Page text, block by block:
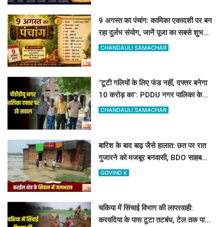
9 अगस्त का पंचांग: कामिका एकादशी पर बन
रहा दुर्लभ संयोग, जानें पूजा का सबसे शुभ
मुहूर्त और राहुकाल
CHANDAULI SAMACHAR
"टूटी गलियों के लिए फंड नहीं, दफ्तर बनेगा
10 करोड़ का": PDDU नगर पालिका के
प्लान पर बोले-संतोष पाठक
CHANDAULI SAMACHAR
बारिश के बाद बाढ़ जैसे हालात: छत पर रात
गुजारने को मजबूर बनवासी, BDO साहब
रास्ता और जलनिकासी तो बनवा दीजिए!
GOVIND K
चकिया में सिंचाई विभाग की लापरवाही:
करवदिया के पास टूटा तटबंध, टेल तक पानी